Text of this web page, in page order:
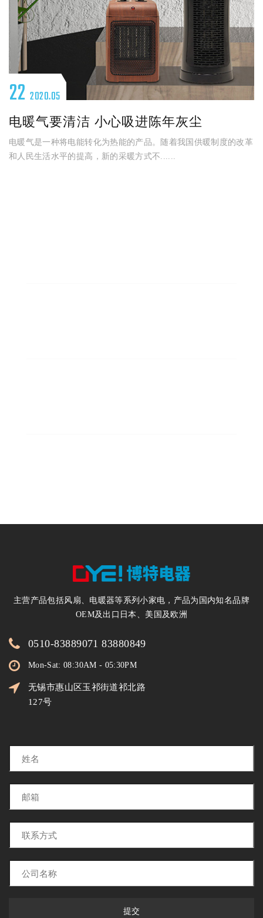
22 2020.05
电暖气要清洁 小心吸进陈年灰尘
电暖气是一种将电能转化为热能的产品。随着我国供暖制度的改革
和人民生活水平的提高，新的采暖方式不......
主营产品包括风扇、电暖器等系列小家电，产品为国内知名品牌
OEM及出口日本、美国及欧洲
0510-83889071 83880849
Mon-Sat: 08:30AM - 05:30PM
无锡市惠山区玉祁街道祁北路
127号
提交